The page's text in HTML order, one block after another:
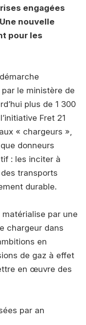
engagées
nouvelle
pour les
le ministère de
plus de 1 300
Fret 21
« chargeurs »,
donneurs
: les inciter à
transports
durable.
matérialise par une
chargeur dans
en
de gaz à effet
en œuvre des
par an